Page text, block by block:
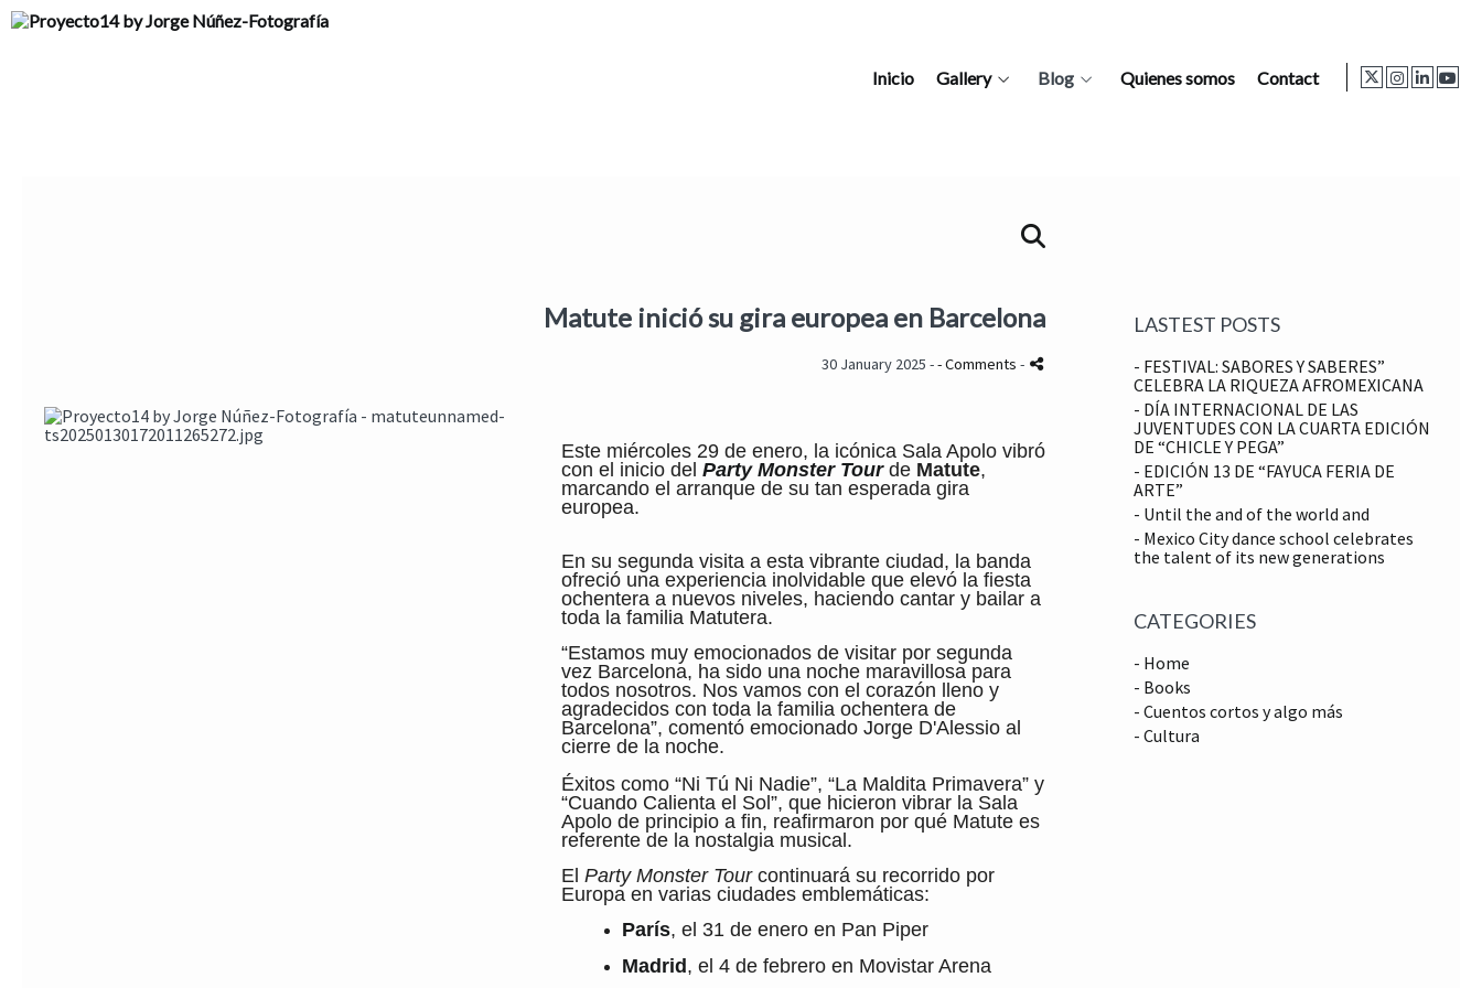
Inicio Gallery Blog Quienes somos Contact
Matute inició su gira europea en Barcelona
30 January 2025 -- Comments -
Este miércoles 29 de enero, la icónica Sala Apolo vibró
con el inicio del Party Monster Tourde Matute,
marcando el arranque de su tan esperada gira
europea.
En su segunda visita a esta vibrante ciudad, la banda
ofreció una experiencia inolvidable que elevó la fiesta
ochentera a nuevos niveles, haciendo cantar y bailar a
toda la familia Matutera.
“Estamos muy emocionados de visitar por segunda
vez Barcelona, ha sido una noche maravillosa para
todos nosotros. Nos vamos con el corazón lleno y
agradecidos con toda la familia ochentera de
Barcelona”, comentó emocionado Jorge D'Alessio al
cierre de la noche.
Éxitos como “Ni Tú Ni Nadie”, “La Maldita Primavera” y
“Cuando Calienta el Sol”, que hicieron vibrar la Sala
Apolo de principio a fin, reafirmaron por qué Matute es
referente de la nostalgia musical.
El Party Monster Tourcontinuará su recorrido por
Europa en varias ciudades emblemáticas:
París, el 31 de enero en Pan Piper
Madrid , el 4 de febrero en Movistar Arena
LASTEST POSTS
- FESTIVAL: SABORES Y SABERES”
CELEBRA LA RIQUEZA AFROMEXICANA
- DÍA INTERNACIONAL DE LAS
JUVENTUDES CON LA CUARTA EDICIÓN
DE “CHICLE Y PEGA”
- EDICIÓN 13 DE “FAYUCA FERIA DE
ARTE”
- Until the and of the world and
- Mexico City dance school celebrates
the talent of its new generations
CATEGORIES
- Home
- Books
- Cuentos cortos y algo más
- Cultura